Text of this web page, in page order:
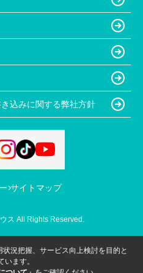
込みに関する弊社方針
サイトマップ
ス All Rights Reserved.
況把握、サービス向上検討を目的と
ます。